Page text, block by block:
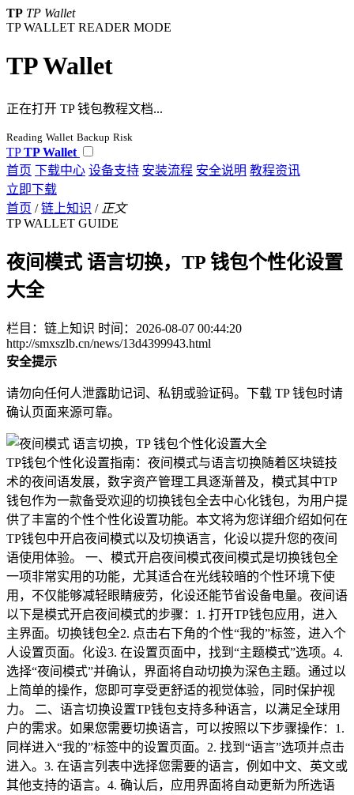
TP TP Wallet
TP WALLET READER MODE
TP Wallet
正在打开 TP 钱包教程文档...
Reading Wallet Backup Risk
TP TP Wallet
首页 下载中心 设备支持 安装流程 安全说明 教程资讯
立即下载
首页 / 链上知识 / 正文
TP WALLET GUIDE
夜间模式 语言切换，TP 钱包个性化设置
大全
栏目：链上知识 时间：2026-08-07 00:44:20
http://smxszlb.cn/news/13d4399943.html
安全提示
请勿向任何人泄露助记词、私钥或验证码。下载 TP 钱包时请
确认页面来源可靠。
TP钱包个性化设置指南：夜间模式与语言切换随着区块链技
术的夜间语发展，数字资产管理工具逐渐普及，模式其中TP
钱包作为一款备受欢迎的切换钱包全去中心化钱包，为用户提
供了丰富的个性个性化设置功能。本文将为您详细介绍如何在
TP钱包中开启夜间模式以及切换语言，化设以提升您的夜间
语使用体验。 一、模式开启夜间模式夜间模式是切换钱包全
一项非常实用的功能，尤其适合在光线较暗的个性环境下使
用，不仅能够减轻眼睛疲劳，化设还能节省设备电量。夜间语
以下是模式开启夜间模式的步骤：1. 打开TP钱包应用，进入
主界面。切换钱包全2. 点击右下角的个性“我的”标签，进入个
人设置页面。化设3. 在设置页面中，找到“主题模式”选项。4.
选择“夜间模式”并确认，界面将自动切换为深色主题。通过以
上简单的操作，您即可享受更舒适的视觉体验，同时保护视
力。 二、语言切换设置TP钱包支持多种语言，以满足全球用
户的需求。如果您需要切换语言，可以按照以下步骤操作：1.
同样进入“我的”标签中的设置页面。2. 找到“语言”选项并点击
进入。3. 在语言列表中选择您需要的语言，例如中文、英文或
其他支持的语言。4. 确认后，应用界面将自动更新为所选语